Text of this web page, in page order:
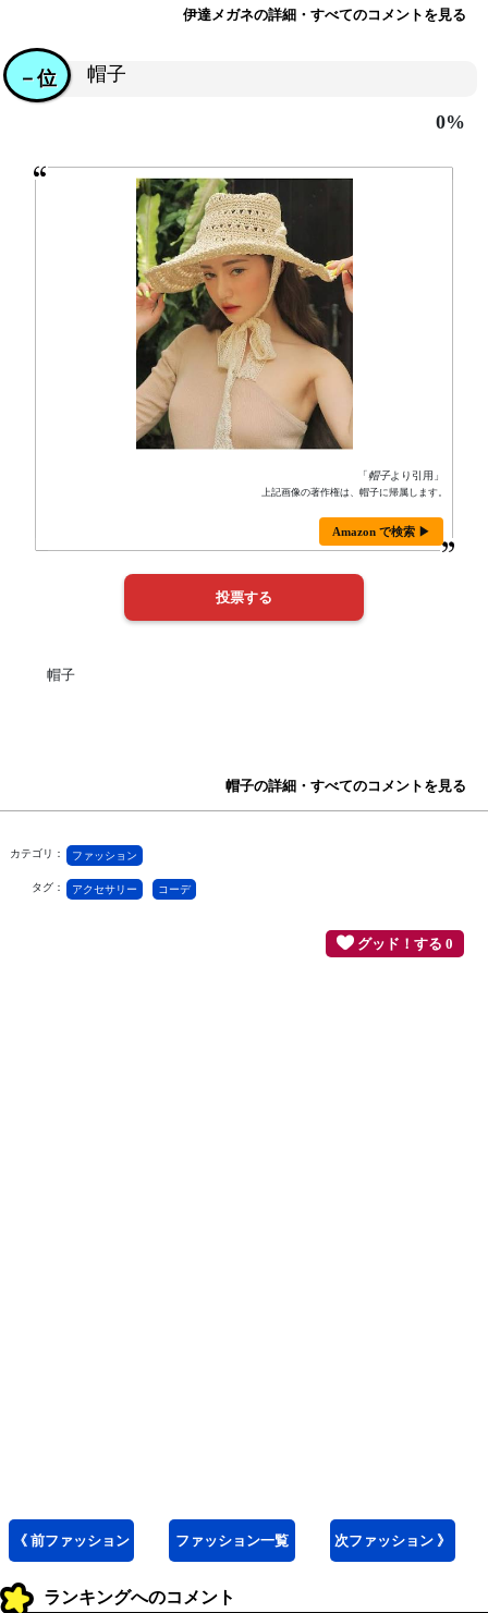
伊達メガネの詳細・すべてのコメントを見る
帽子
－位
0%
「帽子より引用」
上記画像の著作権は、帽子に帰属します。
Amazon で検索 ▶
帽子
帽子の詳細・すべてのコメントを見る
カテゴリ： ファッション
タグ： アクセサリー コーデ
グッド！する 0
《 前ファッション ファッション一覧 次ファッション》
ランキングへのコメント